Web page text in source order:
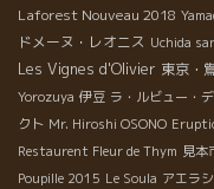
Laforest Nouveau 2018
ドメーヌ・レオニス Uchida
Les Vignes d'Olivier 東京・
Yorozuya 伊豆 ラ・ルビュー・
クト Mr. Hiroshi OSONO
Restaurent Fleur de Thym 見本
Poupille 2015 Le Soula アエラ